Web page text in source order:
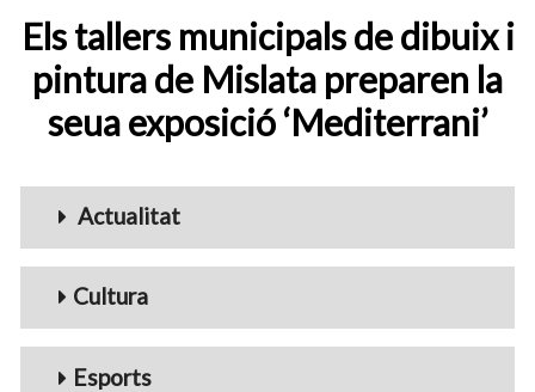
Els tallers municipals de dibuix i
pintura de Mislata preparen la
seua exposició ‘Mediterrani’
Menu_Videos
Actualitat
Cultura
Esports